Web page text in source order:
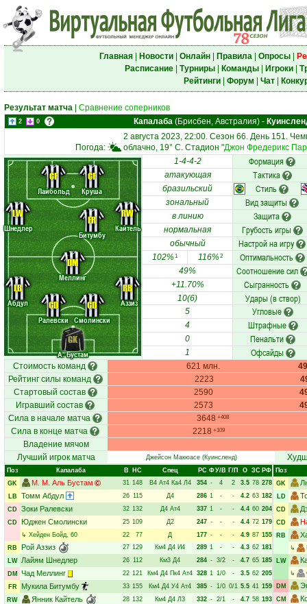
Главная| Новости| Онлайн| Правила| Опросы|
Расписание| Турниры| Команды| Игроки|
Рейтинги| Форум Чат|
Результат матча Сравнение соперников
2 0 Капалаба (Брисбен, Австралия) -
2 августа 2023, 22:00. Сезон 66. День 151.
Погода:
облачно, 19° C. Стадион "Джон Фредерикс
А. Бустам
Абдул
Ралевски Смолински
Аззиз
Шнедлер
Меллинг
Битумбу
Кайтель
Лайбольд Круша
GK
LB
CD
CD
RB
LW
DM
FR
RW
CF CF
1-4-4-2 Формация
атакующая Тактика
бразильский Стиль
зональный Вид защиты
в линию Защита
нормальная Грубость игры
обычный Настрой на игру
102%1 116%2 Оптимальность
49% Соотношение сил
+11.70% Сыгранность
10(6) Удары (в створ)
5 Угловые
4 Штрафные
0 Пенальти
1 Офсайды
Стоимость команд 621 млн.
Рейтинг силы команд
2223
Стартовый состав
2590
Игравший состав
2573
Сила в начале матча
3648 +408
Сила в конце матча 2218 +109
Владение мячом
Лучший игрок матча
Джейсон Макюасе(Куинсленд)
Поз Капалаба В НC Спец РC ФУ/В Г/П О ЗС РФ
GK
М. М. Аль Бустам 31 148 В4 Ат4 Ка4 Л4 354 - 4 2 3.5 78 278
LB
Томм Абдул 26 115 Д4 286 1 - - 4.2 63 182
CD Зоки Ралевски 32 132 Д4 Ат4 337 1 - - 4.4 60 204
CD Юджен Смолински 25 109 Д2 247 - - - 4.4 72 179
↳ Хейден Бойд, 60 22 77 Д 177 - - - 4.9 87 155
RB
Рой Аззиз 27 129 Км4 Д4 И4 289 1 - - 4.3 62 181
LW
Лайям Шнедлер 26 112 Км3 Д4 284 - 3/2 - 4.7 65 185
DM
Чад Меллинг 22 121 Км4 Д4 Пк4 Ат4 328 1 1/0 - 3.5 62 205
FR
Мукила Битумбу 33 155 Км4 Д4 У4 Ат4 385 - 1/0 0/1 5.5 41 159
RW
Янник Кайтель 28 132 Км4 Д4 Л3 332 - 2/1 - 4.7 58 193
Поз
GK
LD
CD
CD
RB
↳
LW
↳
DM
CM